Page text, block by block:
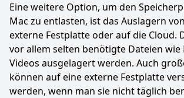
Eine weitere Option, um den
Mac zu entlasten, ist das Auslagern
externe Festplatte oder auf die Cloud.
vor allem selten benötigte Dateien wie
Videos ausgelagert werden. Auch
können auf eine externe Festplatte
werden, wenn man sie nicht täglich